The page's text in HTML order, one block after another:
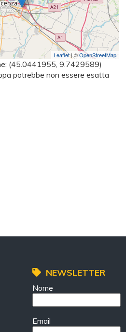
Leaflet| ©OpenStreetMap
(45.0441955, 9.7429589)
potrebbe non essere esatta
NEWSLETTER
Nome
Email